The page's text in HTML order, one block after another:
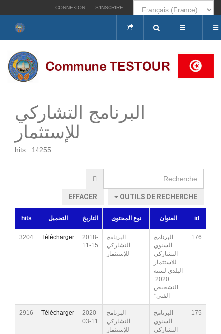
CONNEXION S’INSCRIRE
Rechercher
البرنامج التشاركي
للإستثمار
hits : 14255
OUTILS DE RECHERCHE
EFFACER
id العنوان نوع المحتوى التاريخ التحميل hits
176
البرنامج
السنوي
التشاركي
للاستثمار
البلدي لسنة
2020:
التشخيص
الفني*
البرنامج
التشاركي
للإستثمار
2018-
11-15
Télécharger
3204
175
البرنامج
السنوي
التشاركي
البرنامج
التشاركي
للإستثمار
2020-
03-11
Télécharger
2916